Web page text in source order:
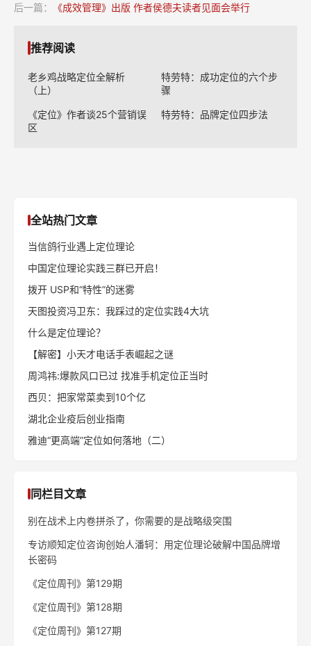
后一篇：
《成效管理》出版 作者侯德夫读者见面会举行
推荐阅读
老乡鸡战略定位全解析
（上）
特劳特：成功定位的六个步
骤
《定位》作者谈25个营销误
区
特劳特：品牌定位四步法
全站热门文章
当信鸽行业遇上定位理论
中国定位理论实践三群已开启！
拨开 USP和“特性”的迷雾
天图投资冯卫东：我踩过的定位实践4大坑
什么是定位理论？
【解密】小天才电话手表崛起之谜
周鸿祎:爆款风口已过 找准手机定位正当时
西贝：把家常菜卖到10个亿
湖北企业疫后创业指南
雅迪“更高端”定位如何落地（二）
同栏目文章
别在战术上内卷拼杀了，你需要的是战略级突围
专访顺知定位咨询创始人潘轲：用定位理论破解中国品牌增
长密码
《定位周刊》第129期
《定位周刊》第128期
《定位周刊》第127期